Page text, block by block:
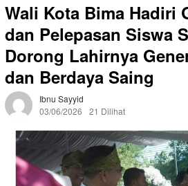
Wali Kota Bima Hadiri
dan Pelepasan Siswa
Dorong Lahirnya
dan Berdaya Saing
Ibnu Sayyid
03/06/2026
21 Dilihat